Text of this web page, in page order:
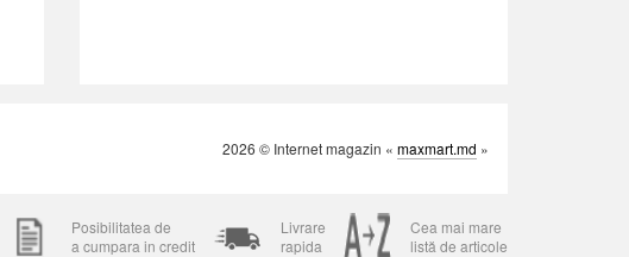
2026 © Internet magazin « maxmart.md »
Posibilitatea de
a cumpara in credit
Livrare
rapida
Cea mai mare
listă de articole